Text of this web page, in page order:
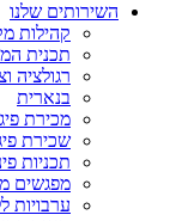
השירותים שלנו
קהילות
תכנית
רגולציה
בנארית
מכירת
שכירת
תכניות
מפגשים
ערבויות